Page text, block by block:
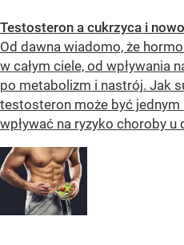
Testosteron a cukrzyca i
Od dawna wiadomo, że
w całym ciele, od wpływania
po metabolizm i nastrój. Jak
testosteron może być
wpływać na ryzyko choroby u